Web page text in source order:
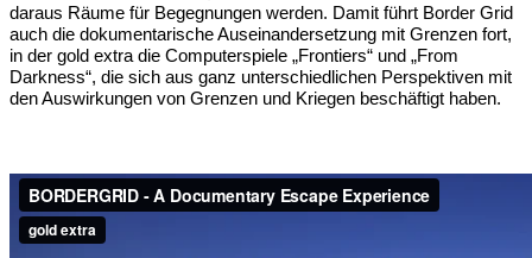
daraus Räume für Be­gegnungen werden. Damit führt Border Grid
auch die dokumentarische Auseinandersetzung mit Grenzen fort,
in der gold extra die Computerspiele „Frontiers“ und „From
Darkness“, die sich aus ganz unterschiedlichen Perspektiven mit
den Auswirkungen von Grenzen und Kriegen beschäftigt haben.